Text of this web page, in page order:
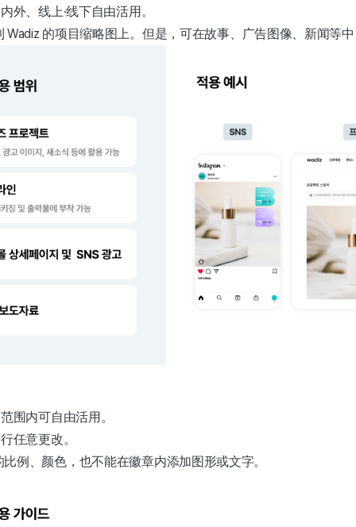
外、线上·线下自由活用。
Wadiz 的项目缩略图上。但是，可在故事、广告图像、新闻等
围内可自由活用。
任意更改。
例、颜色，也不能在徽章内添加图形或文字。